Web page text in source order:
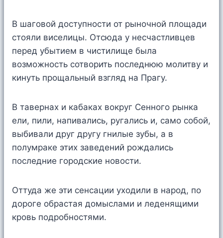
В шаговой доступности от рыночной площади
стояли виселицы. Отсюда у несчастливцев
перед убытием в чистилище была
возможность сотворить последнюю молитву и
кинуть прощальный взгляд на Прагу.
В тавернах и кабаках вокруг Сенного рынка
ели, пили, напивались, ругались и, само собой,
выбивали друг другу гнилые зубы, а в
полумраке этих заведений рождались
последние городские новости.
Оттуда же эти сенсации уходили в народ, по
дороге обрастая домыслами и леденящими
кровь подробностями.